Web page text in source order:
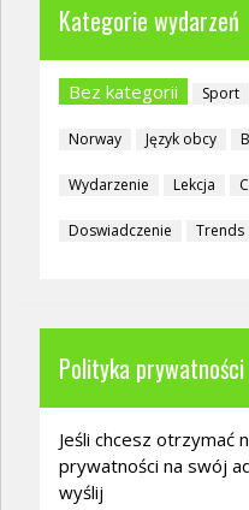
Kategorie wydarzeń
Bez kategorii Sport
Norway Język obcy
Wydarzenie Lekcja
Doswiadczenie Trends
Polityka
Jeśli chcesz otrzymać
prywatności na swój
wyślij